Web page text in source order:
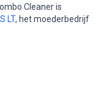
Cleaner is
LT, het moederbedrijf